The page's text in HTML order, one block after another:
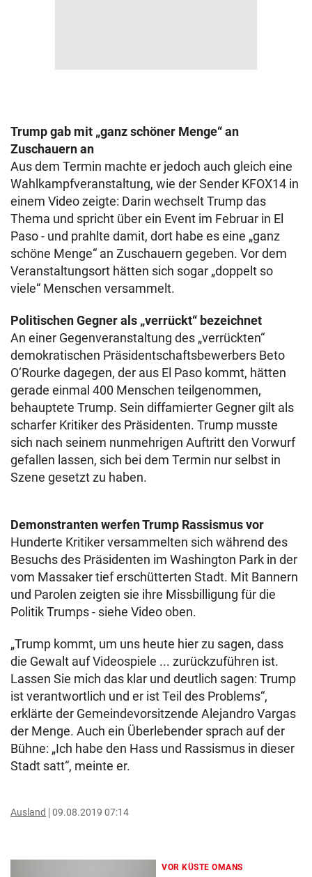
Trump gab mit „ganz schöner Menge“ an
Zuschauern an
Aus dem Termin machte er jedoch auch gleich eine
Wahlkampfveranstaltung, wie der Sender KFOX14 in
einem Video zeigte: Darin wechselt Trump das
Thema und spricht über ein Event im Februar in El
Paso - und prahlte damit, dort habe es eine „ganz
schöne Menge“ an Zuschauern gegeben. Vor dem
Veranstaltungsort hätten sich sogar „doppelt so
viele“ Menschen versammelt.
Politischen Gegner als „verrückt“ bezeichnet
An einer Gegenveranstaltung des „verrückten“
demokratischen Präsidentschaftsbewerbers Beto
O‘Rourke dagegen, der aus El Paso kommt, hätten
gerade einmal 400 Menschen teilgenommen,
behauptete Trump. Sein diffamierter Gegner gilt als
scharfer Kritiker des Präsidenten. Trump musste
sich nach seinem nunmehrigen Auftritt den Vorwurf
gefallen lassen, sich bei dem Termin nur selbst in
Szene gesetzt zu haben.
Demonstranten werfen Trump Rassismus vor
Hunderte Kritiker versammelten sich während des
Besuchs des Präsidenten im Washington Park in der
vom Massaker tief erschütterten Stadt. Mit Bannern
und Parolen zeigten sie ihre Missbilligung für die
Politik Trumps - siehe Video oben.
„Trump kommt, um uns heute hier zu sagen, dass
die Gewalt auf Videospiele ... zurückzuführen ist.
Lassen Sie mich das klar und deutlich sagen: Trump
ist verantwortlich und er ist Teil des Problems“,
erklärte der Gemeindevorsitzende Alejandro Vargas
der Menge. Auch ein Überlebender sprach auf der
Bühne: „Ich habe den Hass und Rassismus in dieser
Stadt satt“, meinte er.
Ausland 09.08.2019 07:14
VOR KÜSTE OMANS